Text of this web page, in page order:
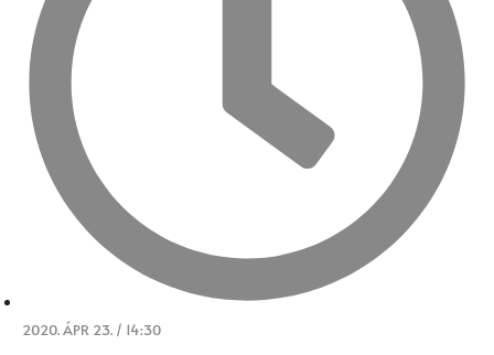
2020. ÁPR 23. / 14:30